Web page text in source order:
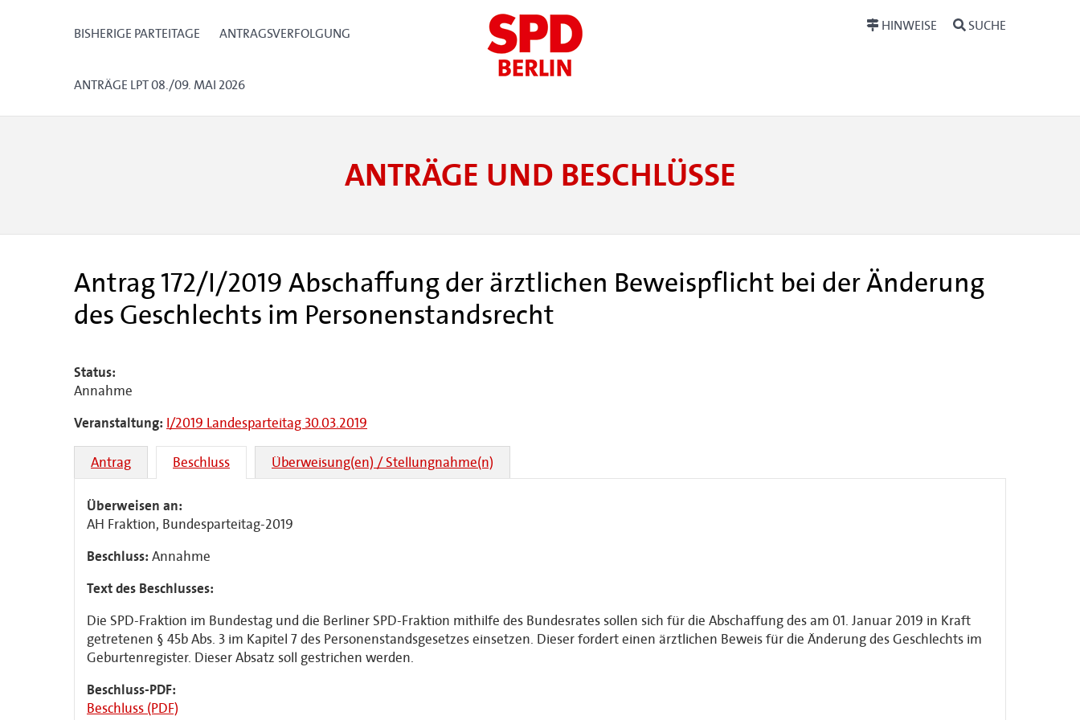
BISHERIGE PARTEITAGE ANTRAGSVERFOLGUNG
ANTRÄGE LPT 08./09. MAI 2026
HINWEISE SUCHE
ANTRÄGE UND BESCHLÜSSE
Antrag 172/I/2019 Abschaffung der ärztlichen Beweispflicht bei der Änderung
des Geschlechts im Personenstandsrecht
Status:
Annahme
Veranstaltung: I/2019 Landesparteitag 30.03.2019
Antrag Beschluss Überweisung(en) / Stellungnahme(n)
Überweisen an:
AH Fraktion, Bundesparteitag-2019
Beschluss: Annahme
Text des Beschlusses:
Die SPD-Fraktion im Bundestag und die Berliner SPD-Fraktion mithilfe des Bundesrates sollen sich für die Abschaffung des am 01. Januar 2019 in Kraft
getretenen § 45b Abs. 3 im Kapitel 7 des Personenstandsgesetzes einsetzen. Dieser fordert einen ärztlichen Beweis für die Änderung des Geschlechts im
Geburtenregister. Dieser Absatz soll gestrichen werden.
Beschluss-PDF:
Beschluss (PDF)